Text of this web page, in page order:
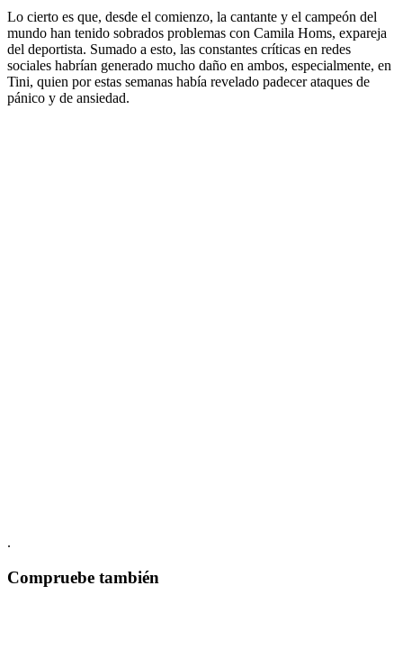
Lo cierto es que, desde el comienzo, la cantante y el campeón del
mundo han tenido sobrados problemas con Camila Homs, expareja
del deportista. Sumado a esto, las constantes críticas en redes
sociales habrían generado mucho daño en ambos, especialmente, en
Tini, quien por estas semanas había revelado padecer ataques de
pánico y de ansiedad.
.
Compruebe también